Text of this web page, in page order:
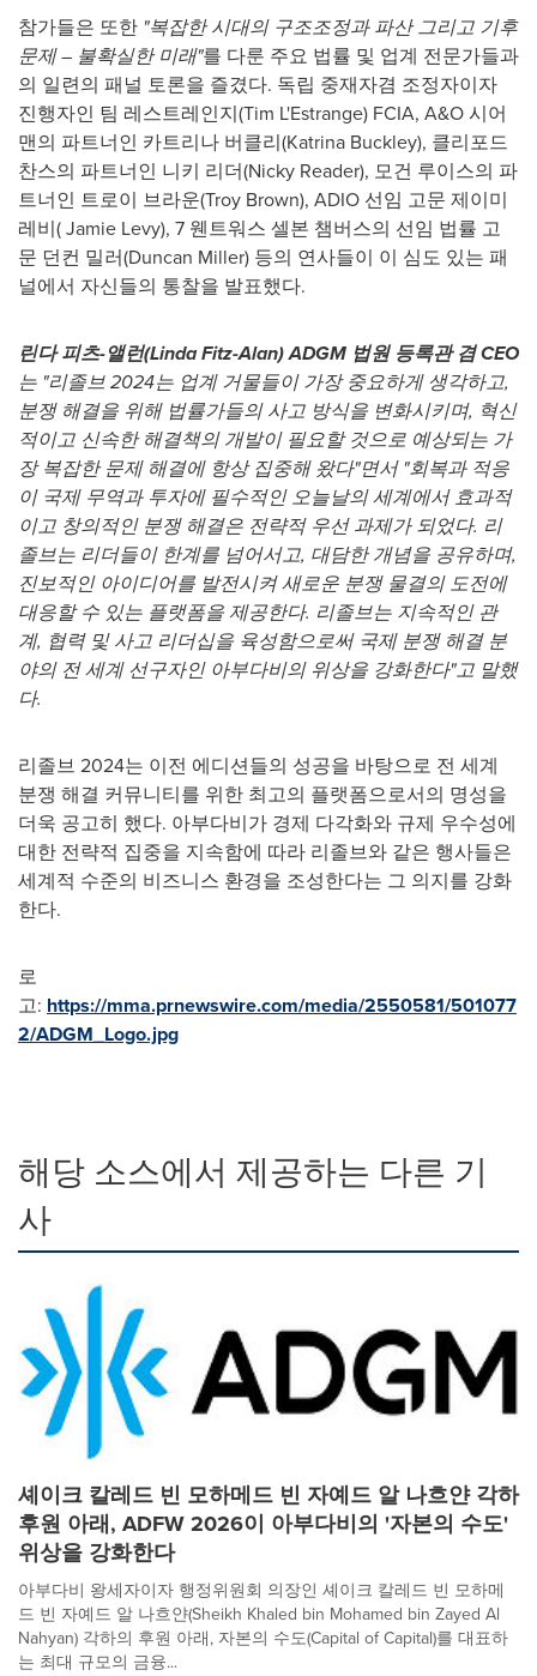
참가들은 또한 "복잡한 시대의 구조조정과 파산 그리고 기후
문제 – 불확실한 미래"를 다룬 주요 법률 및 업계 전문가들과
의 일련의 패널 토론을 즐겼다. 독립 중재자겸 조정자이자
진행자인 팀 레스트레인지(Tim L'Estrange) FCIA, A&O 시어
맨의 파트너인 카트리나 버클리(Katrina Buckley), 클리포드
찬스의 파트너인 니키 리더(Nicky Reader), 모건 루이스의 파
트너인 트로이 브라운(Troy Brown), ADIO 선임 고문 제이미
레비(Jamie Levy), 7 웬트워스 셀본 챔버스의 선임 법률 고
문 던컨 밀러(Duncan Miller) 등의 연사들이 이 심도 있는 패
널에서 자신들의 통찰을 발표했다.
린다 피츠-앨런(Linda Fitz-Alan) ADGM 법원 등록관 겸 CEO
는 "리졸브 2024는 업계 거물들이 가장 중요하게 생각하고,
분쟁 해결을 위해 법률가들의 사고 방식을 변화시키며, 혁신
적이고 신속한 해결책의 개발이 필요할 것으로 예상되는 가
장 복잡한 문제 해결에 항상 집중해 왔다"면서 "회복과 적응
이 국제 무역과 투자에 필수적인 오늘날의 세계에서 효과적
이고 창의적인 분쟁 해결은 전략적 우선 과제가 되었다. 리
졸브는 리더들이 한계를 넘어서고, 대담한 개념을 공유하며,
진보적인 아이디어를 발전시켜 새로운 분쟁 물결의 도전에
대응할 수 있는 플랫폼을 제공한다. 리졸브는 지속적인 관
계, 협력 및 사고 리더십을 육성함으로써 국제 분쟁 해결 분
야의 전 세계 선구자인 아부다비의 위상을 강화한다"고 말했
다.
리졸브 2024는 이전 에디션들의 성공을 바탕으로 전 세계
분쟁 해결 커뮤니티를 위한 최고의 플랫폼으로서의 명성을
더욱 공고히 했다. 아부다비가 경제 다각화와 규제 우수성에
대한 전략적 집중을 지속함에 따라 리졸브와 같은 행사들은
세계적 수준의 비즈니스 환경을 조성한다는 그 의지를 강화
한다.
로
고: https://mma.prnewswire.com/media/2550581/501077
2/ADGM_Logo.jpg
해당 소스에서 제공하는 다른 기
사
셰이크 칼레드 빈 모하메드 빈 자예드 알 나흐얀 각하
후원 아래, ADFW 2026이 아부다비의 '자본의 수도'
위상을 강화한다
아부다비 왕세자이자 행정위원회 의장인 셰이크 칼레드 빈 모하메
드 빈 자예드 알 나흐얀(Sheikh Khaled bin Mohamed bin Zayed Al
Nahyan) 각하의 후원 아래, 자본의 수도(Capital of Capital)를 대표하
는 최대 규모의 금융...